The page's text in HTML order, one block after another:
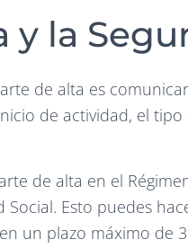
y la
de alta es
de actividad, el
de alta en el
Social. Esto puedes
un plazo máximo de